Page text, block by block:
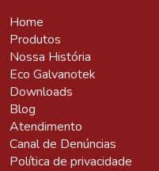
Home
Produtos
Nossa História
Eco Galvanotek
Downloads
Blog
Atendimento
Canal de Denúncias
Política de privacidade